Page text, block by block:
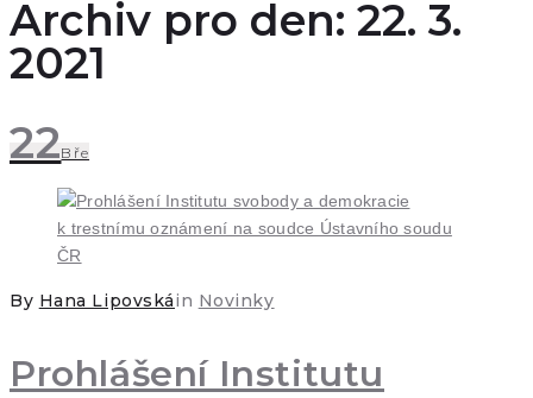
Archiv pro den: 22. 3.
2021
22Bře
By Hana Lipovskáin Novinky
Prohlášení Institutu